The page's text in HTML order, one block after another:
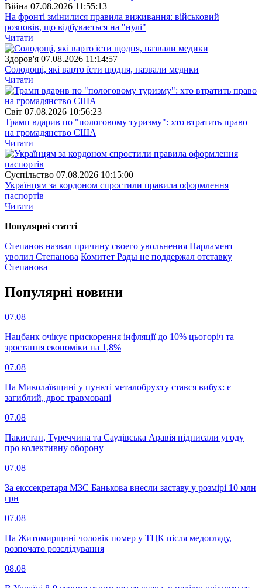
Війна 07.08.2026 11:55:13
На фронті змінилися правила виживання: військовий
розповів, що відбувається на "нулі"
Читати
Здоров'я 07.08.2026 11:14:57
Солодощі, які варто їсти щодня, назвали медики
Читати
Свiт 07.08.2026 10:56:23
Трамп вдарив по "пологовому туризму": хто втратить право
на громадянство США
Читати
Суспiльство 07.08.2026 10:15:00
Українцям за кордоном спростили правила оформлення
паспортів
Читати
Популярнi статтi
Степанов назвал причину своего увольнения Парламент
уволил Степанова Комитет Рады не поддержал отставку
Степанова
Популярнi новини
07.08
Нацбанк очікує прискорення інфляції до 10% цьогоріч та
зростання економіки на 1,8%
07.08
На Миколаївщині у пункті металобрухту стався вибух: є
загиблий, двоє травмовані
07.08
Пакистан, Туреччина та Саудівська Аравія підписали угоду
про колективну оборону
07.08
За екссекретаря МЗС Банькова внесли заставу у розмірі 10 млн
грн
07.08
На Житомирщині чоловік помер у ТЦК після медогляду,
розпочато розслідування
08.08